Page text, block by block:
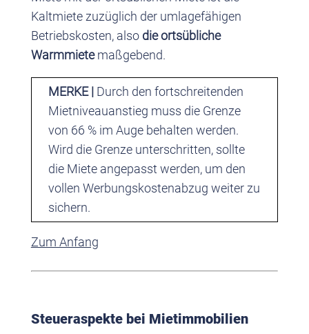
Kaltmiete zuzüglich der umlagefähigen
Betriebskosten, also die ortsübliche
Warmmietemaßgebend.
MERKE | Durch den fortschreitenden
Mietniveauanstieg muss die Grenze
von 66 % im Auge behalten werden.
Wird die Grenze unterschritten, sollte
die Miete angepasst werden, um den
vollen Werbungskostenabzug weiter zu
sichern.
Zum Anfang
Steueraspekte bei Mietimmobilien